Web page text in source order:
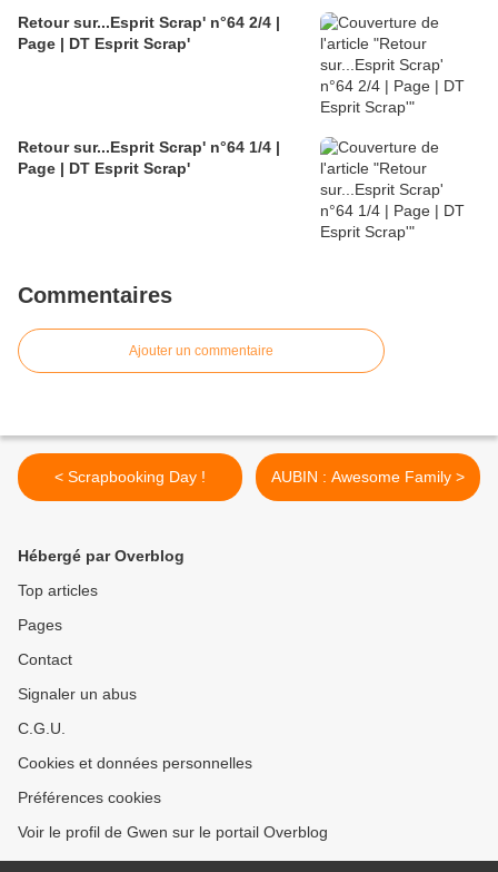
Retour sur...Esprit Scrap' n°64 2/4 |
Page | DT Esprit Scrap'
Retour sur...Esprit Scrap' n°64 1/4 |
Page | DT Esprit Scrap'
Commentaires
Ajouter un commentaire
< Scrapbooking Day ! AUBIN : Awesome Family >
Hébergé par Overblog
Top articles
Pages
Contact
Signaler un abus
C.G.U.
Cookies et données personnelles
Préférences cookies
Voir le profil de Gwen sur le portail Overblog